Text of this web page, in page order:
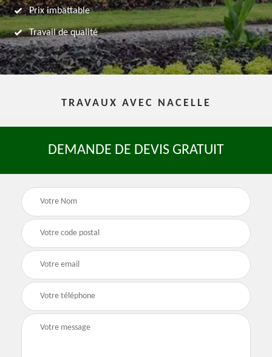
Prix imbattable
Travail de qualité
TRAVAUX AVEC NACELLE
DEMANDE DE DEVIS GRATUIT